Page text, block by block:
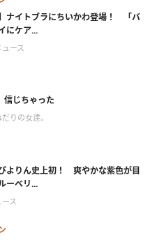
】ナイトブラにちいかわ登場！ 「バ
にケア...
ース
信じちゃった
りの女達。
ぴよりん史上初！ 爽やかな紫色が目
ーベリ...
ス